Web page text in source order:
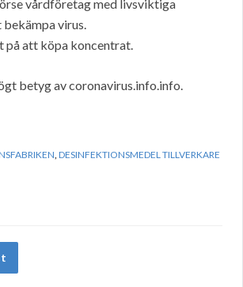
vårdföretag med livsviktiga
virus.
på att köpa koncentrat.
betyg av coronavirus.info.info.
,DESINFEKTIONSMEDEL TILLVERKARE